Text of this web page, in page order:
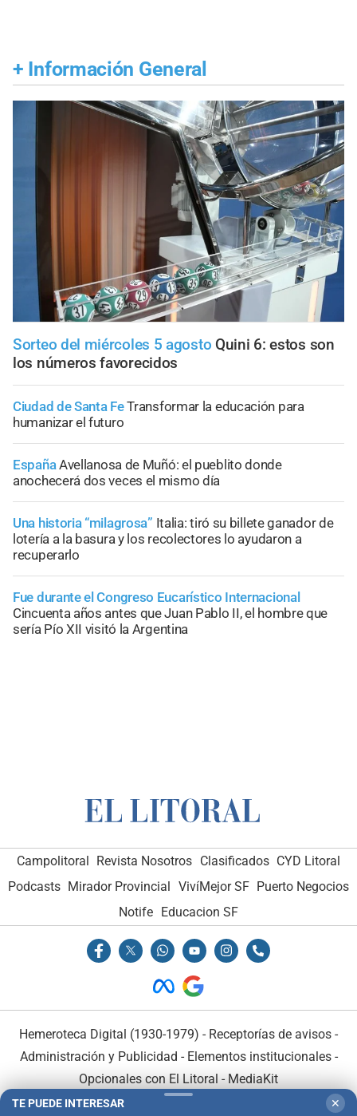
+ Información General
Sorteo del miércoles 5 agosto Quini 6: estos son
los números favorecidos
Ciudad de Santa FeTransformar la educación para
humanizar el futuro
EspañaAvellanosa de Muñó: el pueblito donde
anochecerá dos veces el mismo día
Una historia “milagrosa” Italia: tiró su billete ganador de
lotería a la basura y los recolectores lo ayudaron a
recuperarlo
Fue durante el Congreso Eucarístico Internacional
Cincuenta años antes que Juan Pablo II, el hombre que
sería Pío XII visitó la Argentina
Campolitoral Revista Nosotros Clasificados CYD Litoral
Podcasts Mirador Provincial VivíMejor SF Puerto Negocios
Notife Educacion SF
Hemeroteca Digital (1930-1979) - Receptorías de avisos -
Administración y Publicidad - Elementos institucionales-
Opcionales con El Litoral - MediaKit
TE PUEDE INTERESAR ✕